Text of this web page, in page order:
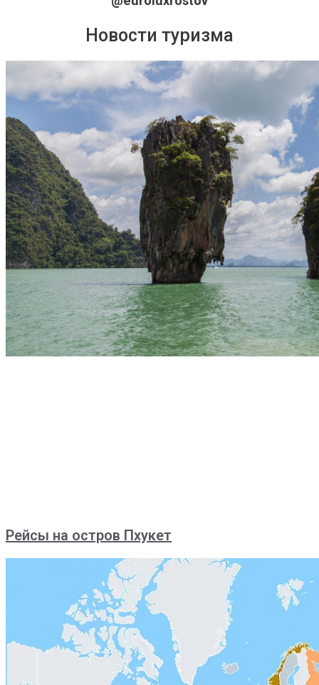
Новости туризма
Рейсы на остров Пхукет